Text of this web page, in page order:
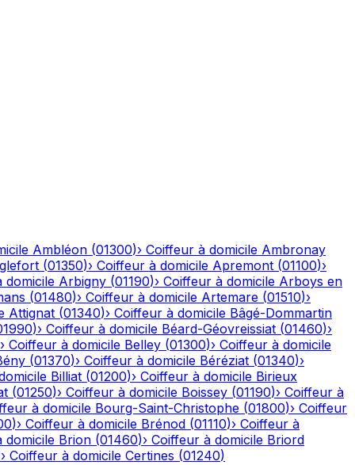
Ambléon (01300)› Coiffeur à domicile Ambronay
(01350)› Coiffeur à domicile Apremont (01100)›
domicile Arbigny (01190)› Coiffeur à domicile Arboys en
(01480)› Coiffeur à domicile Artemare (01510)›
Attignat (01340)› Coiffeur à domicile Bâgé-Dommartin
)› Coiffeur à domicile Béard-Géovreissiat (01460)›
› Coiffeur à domicile Belley (01300)› Coiffeur à domicile
(01370)› Coiffeur à domicile Béréziat (01340)›
Billiat (01200)› Coiffeur à domicile Birieux
(01250)› Coiffeur à domicile Boissey (01190)› Coiffeur à
à domicile Bourg-Saint-Christophe (01800)› Coiffeur
)› Coiffeur à domicile Brénod (01110)› Coiffeur à
domicile Brion (01460)› Coiffeur à domicile Briord
› Coiffeur à domicile Certines (01240)